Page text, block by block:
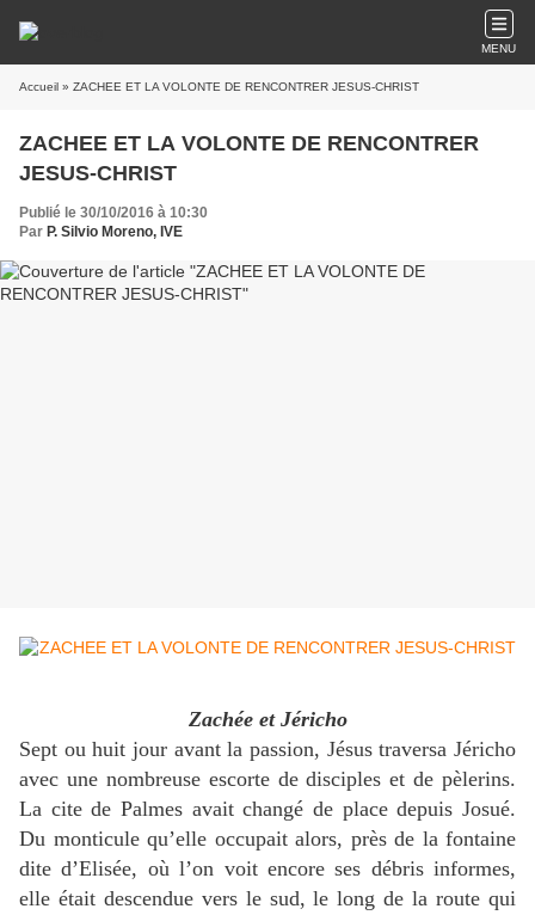
MENU
Accueil » ZACHEE ET LA VOLONTE DE RENCONTRER JESUS-CHRIST
ZACHEE ET LA VOLONTE DE RENCONTRER
JESUS-CHRIST
Publié le 30/10/2016 à 10:30
Par P. Silvio Moreno, IVE
Zachée et Jéricho
Sept ou huit jour avant la passion, Jésus traversa Jéricho
avec une nombreuse escorte de disciples et de pèlerins.
La cite de Palmes avait changé de place depuis Josué.
Du monticule qu’elle occupait alors, près de la fontaine
dite d’Elisée, où l’on voit encore ses débris informes,
elle était descendue vers le sud, le long de la route qui